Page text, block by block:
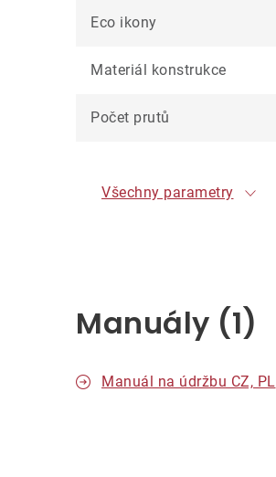
Eco ikony
Materiál konstrukce
Počet prutů
Všechny parametry
Manuály (1)
Manuál na údržbu CZ, PL